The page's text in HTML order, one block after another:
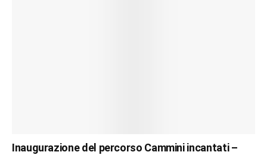
Inaugurazione del percorso Cammini incantati –